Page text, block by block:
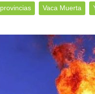
provincias Vaca Muerta